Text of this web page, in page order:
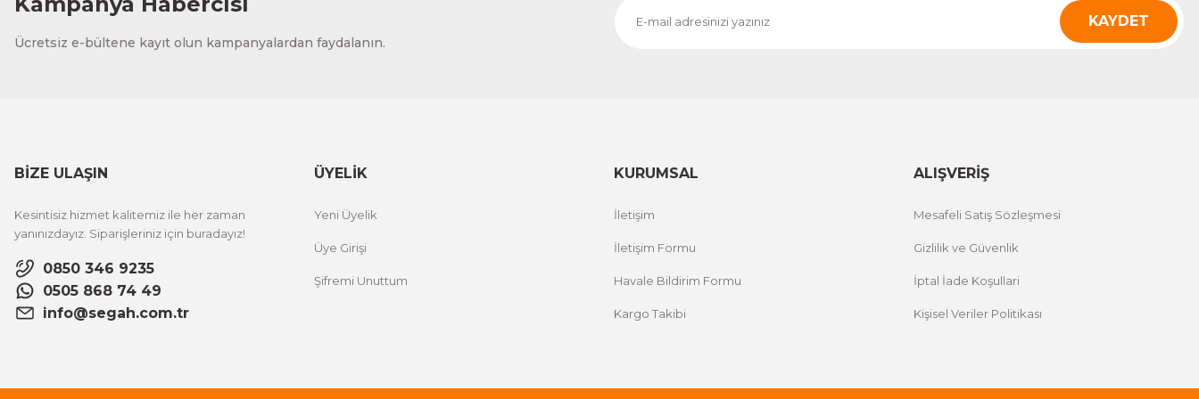
Ücretsiz e-bültene kayıt olun kampanyalardan faydalanın.
KAYDET
BİZE ULAŞIN
Kesintisiz hizmet kalitemiz ile her zaman
yanınızdayız. Siparişleriniz için buradayız!
0850 346 9235
0505 868 74 49
info@segah.com.tr
ÜYELİK
Yeni Üyelik
Üye Girişi
Şifremi Unuttum
KURUMSAL
İletişim
İletişim Formu
Havale Bildirim Formu
Kargo Takibi
ALIŞVERİŞ
Mesafeli Satış Sözleşmesi
Gizlilik ve Güvenlik
İptal İade Koşullari
Kişisel Veriler Politikası